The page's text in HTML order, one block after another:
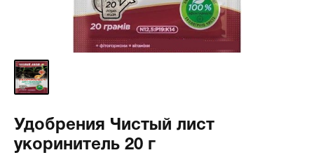
Удобрения Чистый лист
укоринитель 20 г